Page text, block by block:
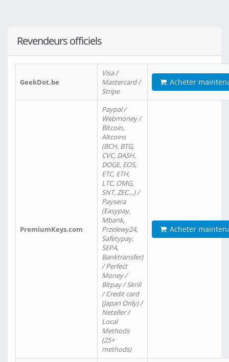
Revendeurs officiels
GeekDot.be
Visa /
Mastercard /
Stripe
Acheter
PremiumKeys.com
Paypal /
Webmoney /
Bitcoin,
Altcoins
(BCH, BTG,
CVC, DASH,
DOGE, EOS,
ETC, ETH,
LTC, OMG,
SNT, ZEC…) /
Paysera
(Easypay,
Mbank,
Przelewy24,
Safetypay,
SEPA,
Banktransfer)
/ Perfect
Money /
Bitpay / Skrill
/ Credit card
(Japan Only) /
Neteller /
Local
Methods
(25+
methods)
Acheter